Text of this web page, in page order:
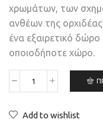
χρωμάτων, των
ανθέων της
ένα εξαιρετικό
οποιοδήποτε χώρο.
Add to wishlist